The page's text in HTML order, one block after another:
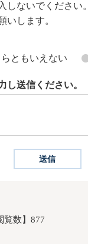
しないでください。
いします。
らともいえない
し送信ください。
覧数】 877